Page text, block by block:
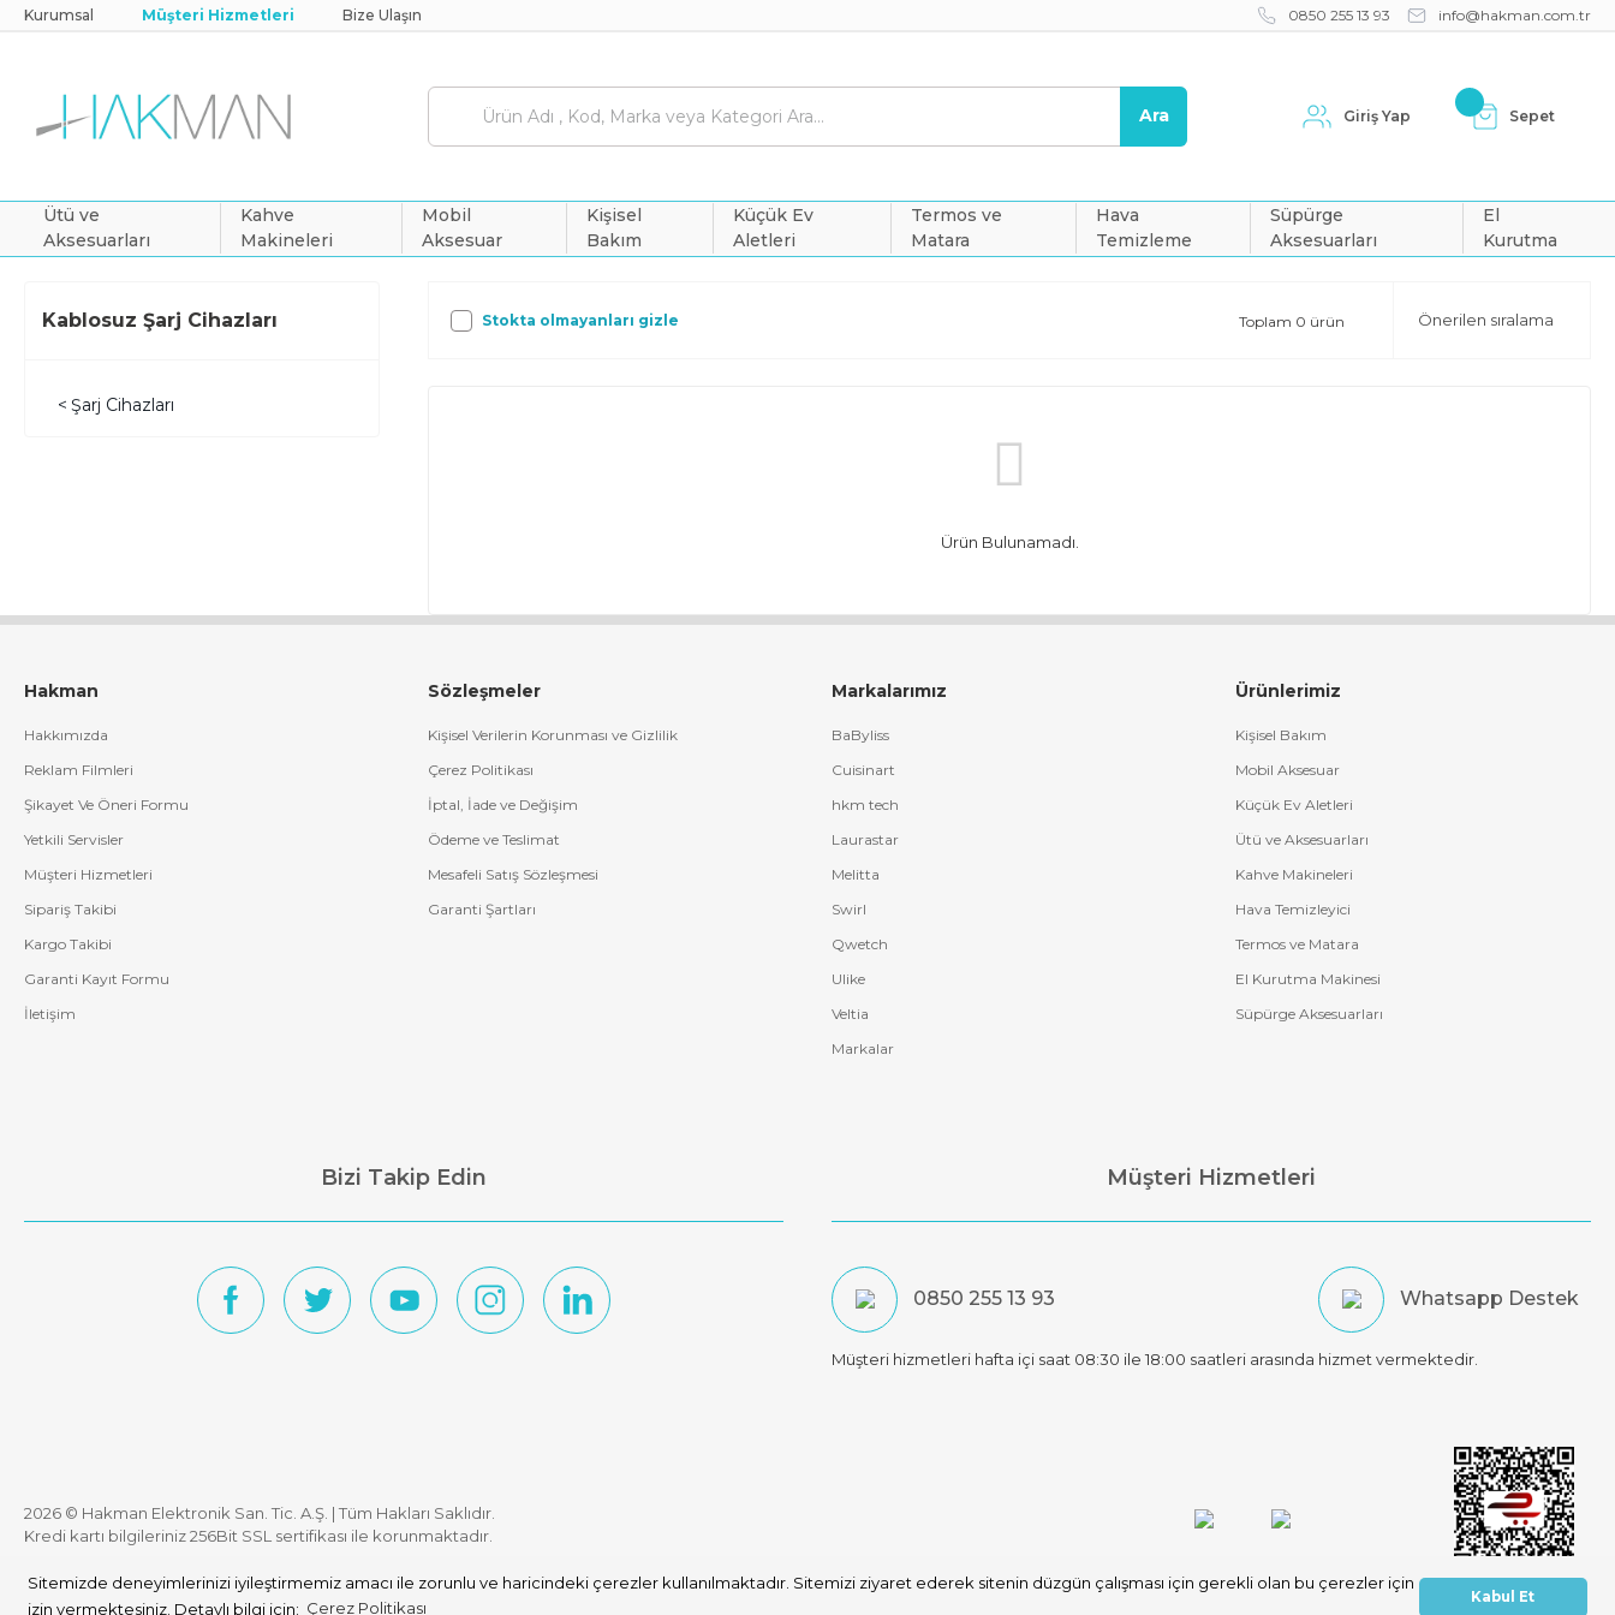
Sitemizde deneyimlerinizi iyileştirmemiz amacı ile zorunlu ve haricindeki çerezler kullanılmaktadır. Sitemizi ziyaret ederek sitenin düzgün çalışması için gerekli olan bu çerezler için
izin vermektesiniz. Detaylı bilgi için: Çerez Politikası
Kabul Et
Kurumsal Müşteri Hizmetleri Bize Ulaşın 0850 255 13 93 info@hakman.com.tr
Ara Giriş Yap Sepet
Ütü ve
Aksesuarları
Kahve
Makineleri
Mobil
Aksesuar
Kişisel
Bakım
Küçük Ev
Aletleri
Termos ve
Matara
Hava
Temizleme
Süpürge
Aksesuarları
El
Kurutma
Kablosuz Şarj Cihazları
Şarj Cihazları
Stokta olmayanları gizle Toplam 0 ürün
Ürün Bulunamadı.
Hakman
Hakkımızda
Reklam Filmleri
Şikayet Ve Öneri Formu
Yetkili Servisler
Müşteri Hizmetleri
Sipariş Takibi
Kargo Takibi
Garanti Kayıt Formu
İletişim
Sözleşmeler
Kişisel Verilerin Korunması ve Gizlilik
Çerez Politikası
İptal, İade ve Değişim
Ödeme ve Teslimat
Mesafeli Satış Sözleşmesi
Garanti Şartları
Markalarımız
BaByliss
Cuisinart
hkm tech
Laurastar
Melitta
Swirl
Qwetch
Ulike
Veltia
Markalar
Ürünlerimiz
Kişisel Bakım
Mobil Aksesuar
Küçük Ev Aletleri
Ütü ve Aksesuarları
Kahve Makineleri
Hava Temizleyici
Termos ve Matara
El Kurutma Makinesi
Süpürge Aksesuarları
Bizi Takip Edin Müşteri Hizmetleri
0850 255 13 93 Whatsapp Destek
Müşteri hizmetleri hafta içi saat 08:30 ile 18:00 saatleri arasında hizmet vermektedir.
2026 © Hakman Elektronik San. Tic. A.Ş. | Tüm Hakları Saklıdır.
Kredi kartı bilgileriniz 256Bit SSL sertifikası ile korunmaktadır.